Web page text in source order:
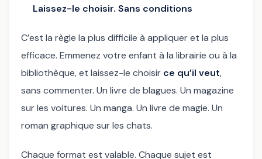
Laissez-le choisir. Sans conditions
C’est la règle la plus difficile à appliquer et la plus
efficace. Emmenez votre enfant à la librairie ou à la
bibliothèque, et laissez-le choisir ce qu’il veut,
sans commenter. Un livre de blagues. Un magazine
sur les voitures. Un manga. Un livre de magie. Un
roman graphique sur les chats.
Chaque format est valable. Chaque sujet est